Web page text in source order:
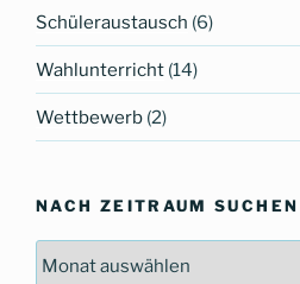
Schüleraustausch (6)
Wahlunterricht (14)
Wettbewerb (2)
NACH ZEITRAUM SUCHEN
Nach